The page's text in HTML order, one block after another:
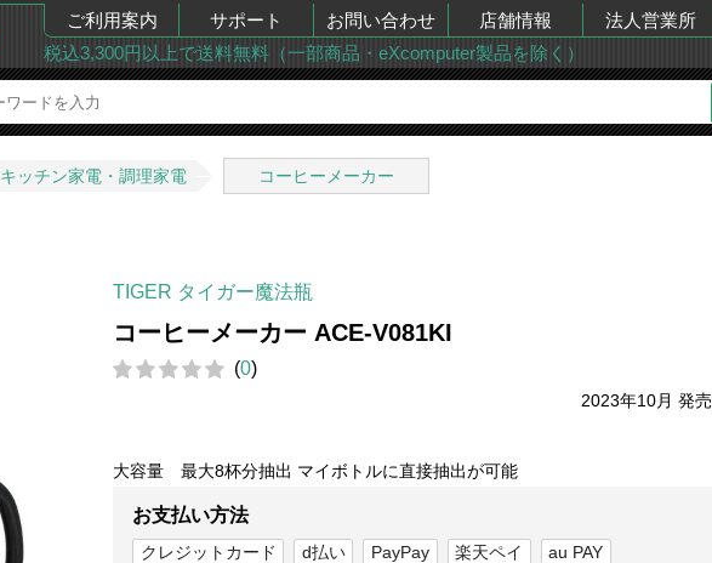
ご利用案内 サポート お問い合わせ 店舗情報 法人営業所
税込3,300円以上で送料無料（一部商品・eXcomputer製品を除く）
キッチン家電・調理家電 コーヒーメーカー
TIGER タイガー魔法瓶
コーヒーメーカー ACE-V081KI
(0)
2023年10月 発売
大容量 最大8杯分抽出 マイボトルに直接抽出が可能
お支払い方法
クレジットカード d払い PayPay 楽天ペイ
au PAY